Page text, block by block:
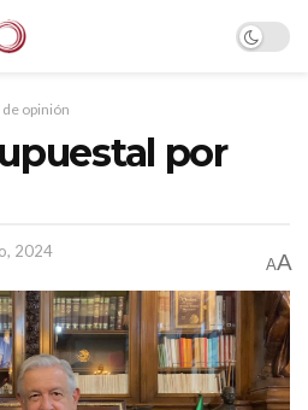
de opinión
por
2024
AA